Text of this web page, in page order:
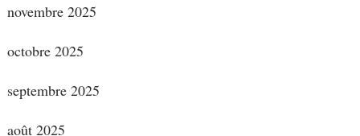
novembre 2025
octobre 2025
septembre 2025
août 2025